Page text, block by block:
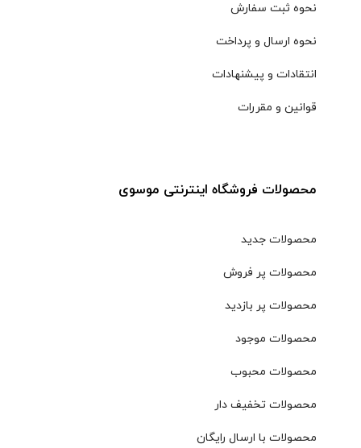
نحوه ثبت سفارش
نحوه ارسال و پرداخت
انتقادات و پیشنهادات
قوانین و مقررات
محصولات فروشگاه اینترنتی موسوی
محصولات جدید
محصولات پر فروش
محصولات پر بازدید
محصولات موجود
محصولات محبوب
محصولات تخفیف دار
محصولات با ارسال رایگان